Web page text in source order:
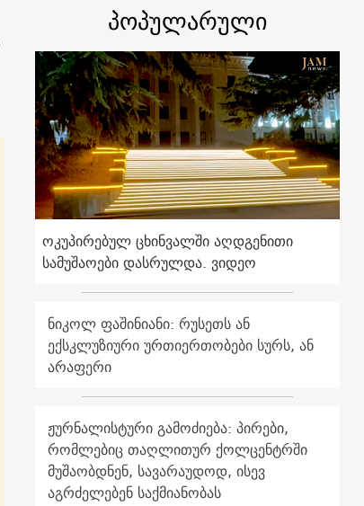
პოპულარული
ოკუპირებულ ცხინვალში აღდგენითი
სამუშაოები დასრულდა. ვიდეო
ნიკოლ ფაშინიანი: რუსეთს ან
ექსკლუზიური ურთიერთობები სურს, ან
არაფერი
ჟურნალისტური გამოძიება: პირები,
რომლებიც თაღლითურ ქოლცენტრში
მუშაობდნენ, სავარაუდოდ, ისევ
აგრძელებენ საქმიანობას